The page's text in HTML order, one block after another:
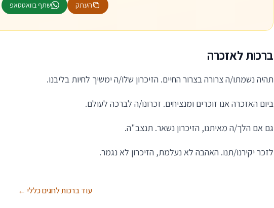
העתק שתף בוואטסאפ
ברכות לאזכרה
תהיה נשמתו/ה צרורה בצרור החיים. הזיכרון שלו/ה ימשיך לחיות בליבנו.
ביום האזכרה אנו זוכרים ומנציחים. זכרונו/ה לברכה לעולם.
גם אם הלך/ה מאיתנו, הזיכרון נשאר. תנצב"ה.
לזכר יקירנו/תנו. האהבה לא נעלמת, הזיכרון לא נגמר.
עוד ברכות לחגים כללי ←